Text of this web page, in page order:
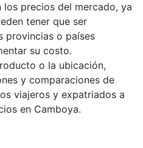
precios del mercado, ya
tener que ser
provincias o países
su costo.
o la ubicación,
y comparaciones de
viajeros y expatriados a
en Camboya.